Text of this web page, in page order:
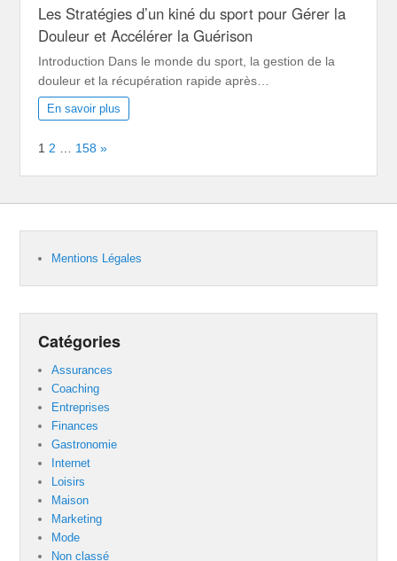
Les Stratégies d’un kiné du sport pour Gérer la
Douleur et Accélérer la Guérison
Introduction Dans le monde du sport, la gestion de la
douleur et la récupération rapide après…
En savoir plus
Page:
1 2 158 Next
»
Mentions Légales
Catégories
Assurances
Coaching
Entreprises
Finances
Gastronomie
Internet
Loisirs
Maison
Marketing
Mode
Non classé